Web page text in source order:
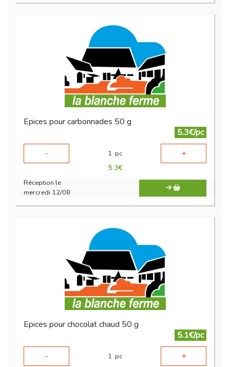
Epices pour carbonnades 50 g
5.3€/pc
-
1 pc +
5.3€
Réception le
mercredi 12/08
Epices pour chocolat chaud 50 g
5.1€/pc
-
1 pc +